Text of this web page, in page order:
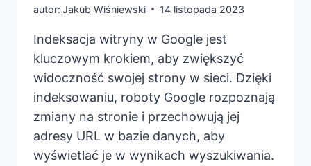
autor: Jakub Wiśniewski 14 listopada 2023
Indeksacja witryny w Google jest
kluczowym krokiem, aby zwiększyć
widoczność swojej strony w sieci. Dzięki
indeksowaniu, roboty Google rozpoznają
zmiany na stronie i przechowują jej
adresy URL w bazie danych, aby
wyświetlać je w wynikach wyszukiwania.